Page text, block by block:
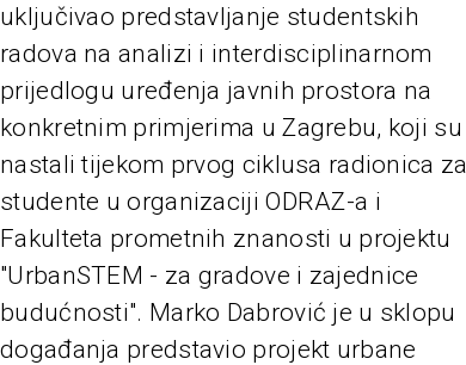
uključivao predstavljanje studentskih
radova na analizi i interdisciplinarnom
prijedlogu uređenja javnih prostora na
konkretnim primjerima u Zagrebu, koji su
nastali tijekom prvog ciklusa radionica za
studente u organizaciji ODRAZ-a i
Fakulteta prometnih znanosti u projektu
"UrbanSTEM - za gradove i zajednice
budućnosti". Marko Dabrović je u sklopu
događanja predstavio projekt urbane